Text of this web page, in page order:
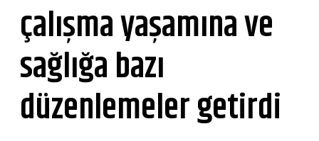
çalışma yaşamına ve
sağlığa bazı
düzenlemeler getirdi